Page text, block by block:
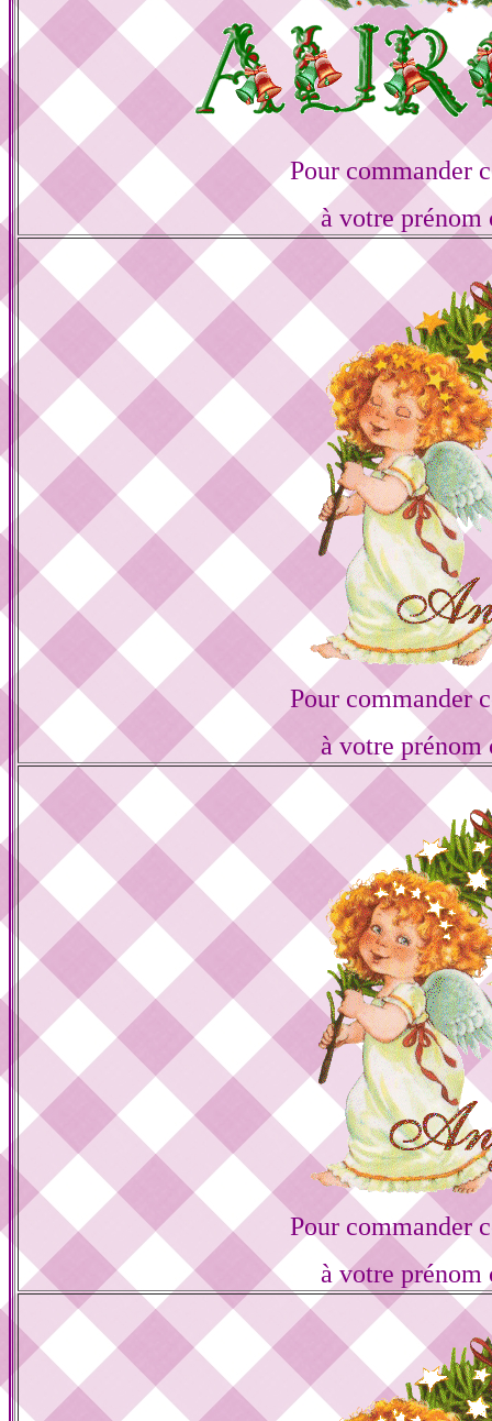
Pour commander
à votre prénom
Pour commander
à votre prénom
Pour commander
à votre prénom